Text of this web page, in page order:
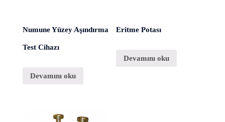
Numune Yüzey Aşındırma
Test Cihazı
Devamını oku
Eritme Potası
Devamını oku